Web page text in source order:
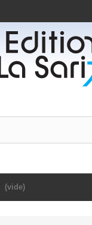
(vide)